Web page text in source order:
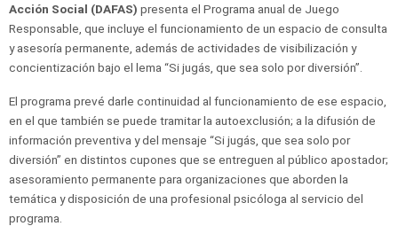
Acción Social (DAFAS) presenta el Programa anual de Juego
Responsable, que incluye el funcionamiento de un espacio de consulta
y asesoría permanente, además de actividades de visibilización y
concientización bajo el lema “Si jugás, que sea solo por diversión”.
El programa prevé darle continuidad al funcionamiento de ese espacio,
en el que también se puede tramitar la autoexclusión; a la difusión de
información preventiva y del mensaje “Si jugás, que sea solo por
diversión” en distintos cupones que se entreguen al público apostador;
asesoramiento permanente para organizaciones que aborden la
temática y disposición de una profesional psicóloga al servicio del
programa.